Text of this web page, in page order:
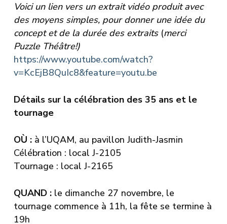
Voici un lien vers un extrait vidéo produit avec
des moyens simples, pour donner une idée du
concept et de la durée des extraits (merci
Puzzle Théâtre!)
https://www.youtube.com/watch?
v=KcEjB8QuIc8&feature=youtu.be
Détails sur la célébration des 35 ans et le
tournage
OÙ :à l’UQAM, au pavillon Judith-Jasmin
Célébration : local J-2105
Tournage : local J-2165
QUAND :le dimanche 27 novembre, le
tournage commence à 11h, la fête se termine à
19h